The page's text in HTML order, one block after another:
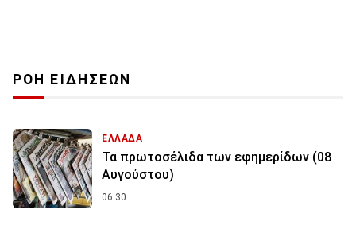
ΡΟΗ ΕΙΔΗΣΕΩΝ
ΕΛΛΑΔΑ
Τα πρωτοσέλιδα των εφημερίδων (08
Αυγούστου)
06:30